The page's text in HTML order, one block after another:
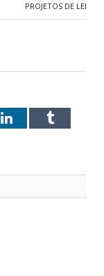
PROJETOS DE LEI
LinkedInTumblr